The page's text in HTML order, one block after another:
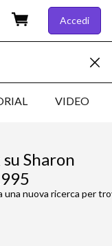
Accedi
VIDEO
Sharon
nuova ricerca per